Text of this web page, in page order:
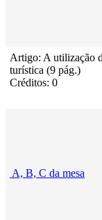
Artigo: A utilização
turística (9 pág.)
Créditos: 0
A, B, C da mesa